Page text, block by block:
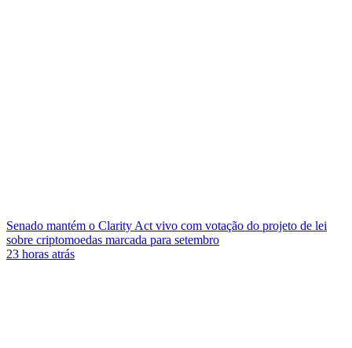
Senado mantém o Clarity Act vivo com votação do projeto de lei
sobre criptomoedas marcada para setembro
23 horas atrás